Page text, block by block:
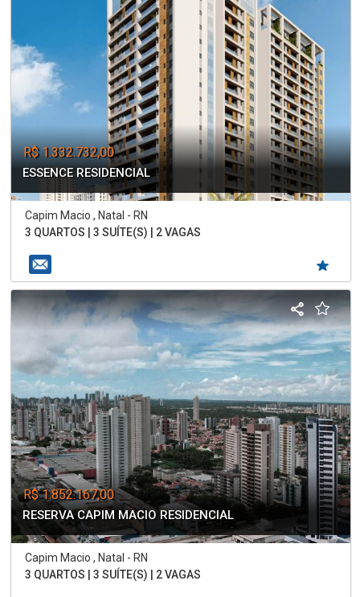
R$ 1.332.732,00
ESSENCE RESIDENCIAL
Capim Macio , Natal - RN
3 QUARTOS | 3 SUÍTE(S) | 2 VAGAS
R$ 1.852.167,00
RESERVA CAPIM MACIO RESIDENCIAL
Capim Macio , Natal - RN
3 QUARTOS | 3 SUÍTE(S) | 2 VAGAS